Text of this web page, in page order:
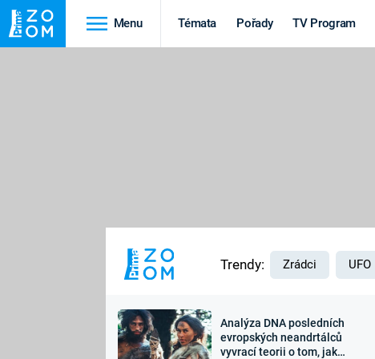
Menu Témata Pořady TV Program
Výročí
Trendy: Zrádci UFO
Analýza DNA posledních
evropských neandrtálců
vyvrací teorii o tom, jak